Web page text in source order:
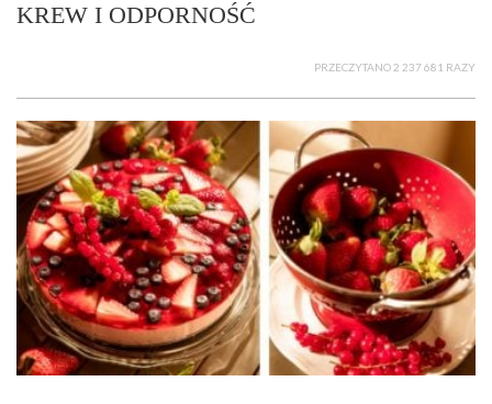
KREW I ODPORNOŚĆ
PRZECZYTANO 2 237 681 RAZY